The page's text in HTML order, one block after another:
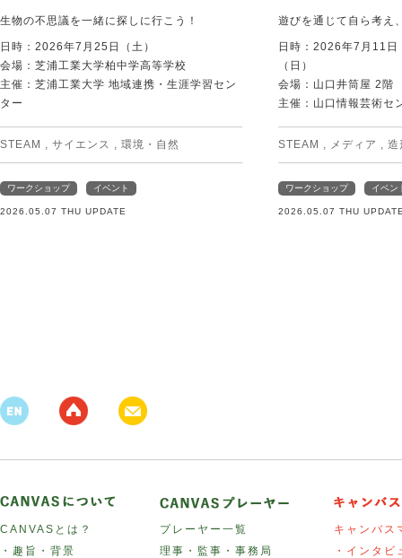
生物の不思議を一緒に探しに行こう！
日時：2026年7月25日（土）
会場：芝浦工業大学柏中学高等学校
主催：芝浦工業大学 地域連携・生涯学習セン
ター
STEAM サイエンス 環境・自然
ワークショップ イベント
2026.05.07 THU UPDATE
遊びを通じて自ら考え
日時：2026年7月11
（日）
会場：山口井筒屋 2階
主催：山口情報芸術セ
STEAM メディア 造
ワークショップ イベン
2026.05.07 THU
CANVASとは？
・趣旨・背景
プレーヤー一覧
理事・監事・事務局
キャンバス
・インタビ